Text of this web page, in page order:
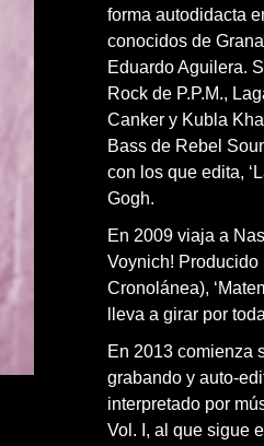
forma autodidacta
conocidos de
Eduardo Aguilera.
Rock de P.P.M.,
Canker y Kubla
Bass de Rebel
con los que edita,
Gogh.
En 2009 viaja a
Voynich! Producido
Cronolánea),
lleva a girar por
En 2013 comienza
grabando y auto-
interpretado por
Vol. I, al que sigue